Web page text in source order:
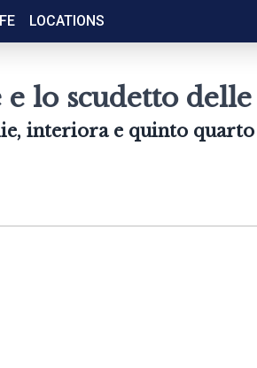
LOCATIONS
lo scudetto
interiora e quinto quarto